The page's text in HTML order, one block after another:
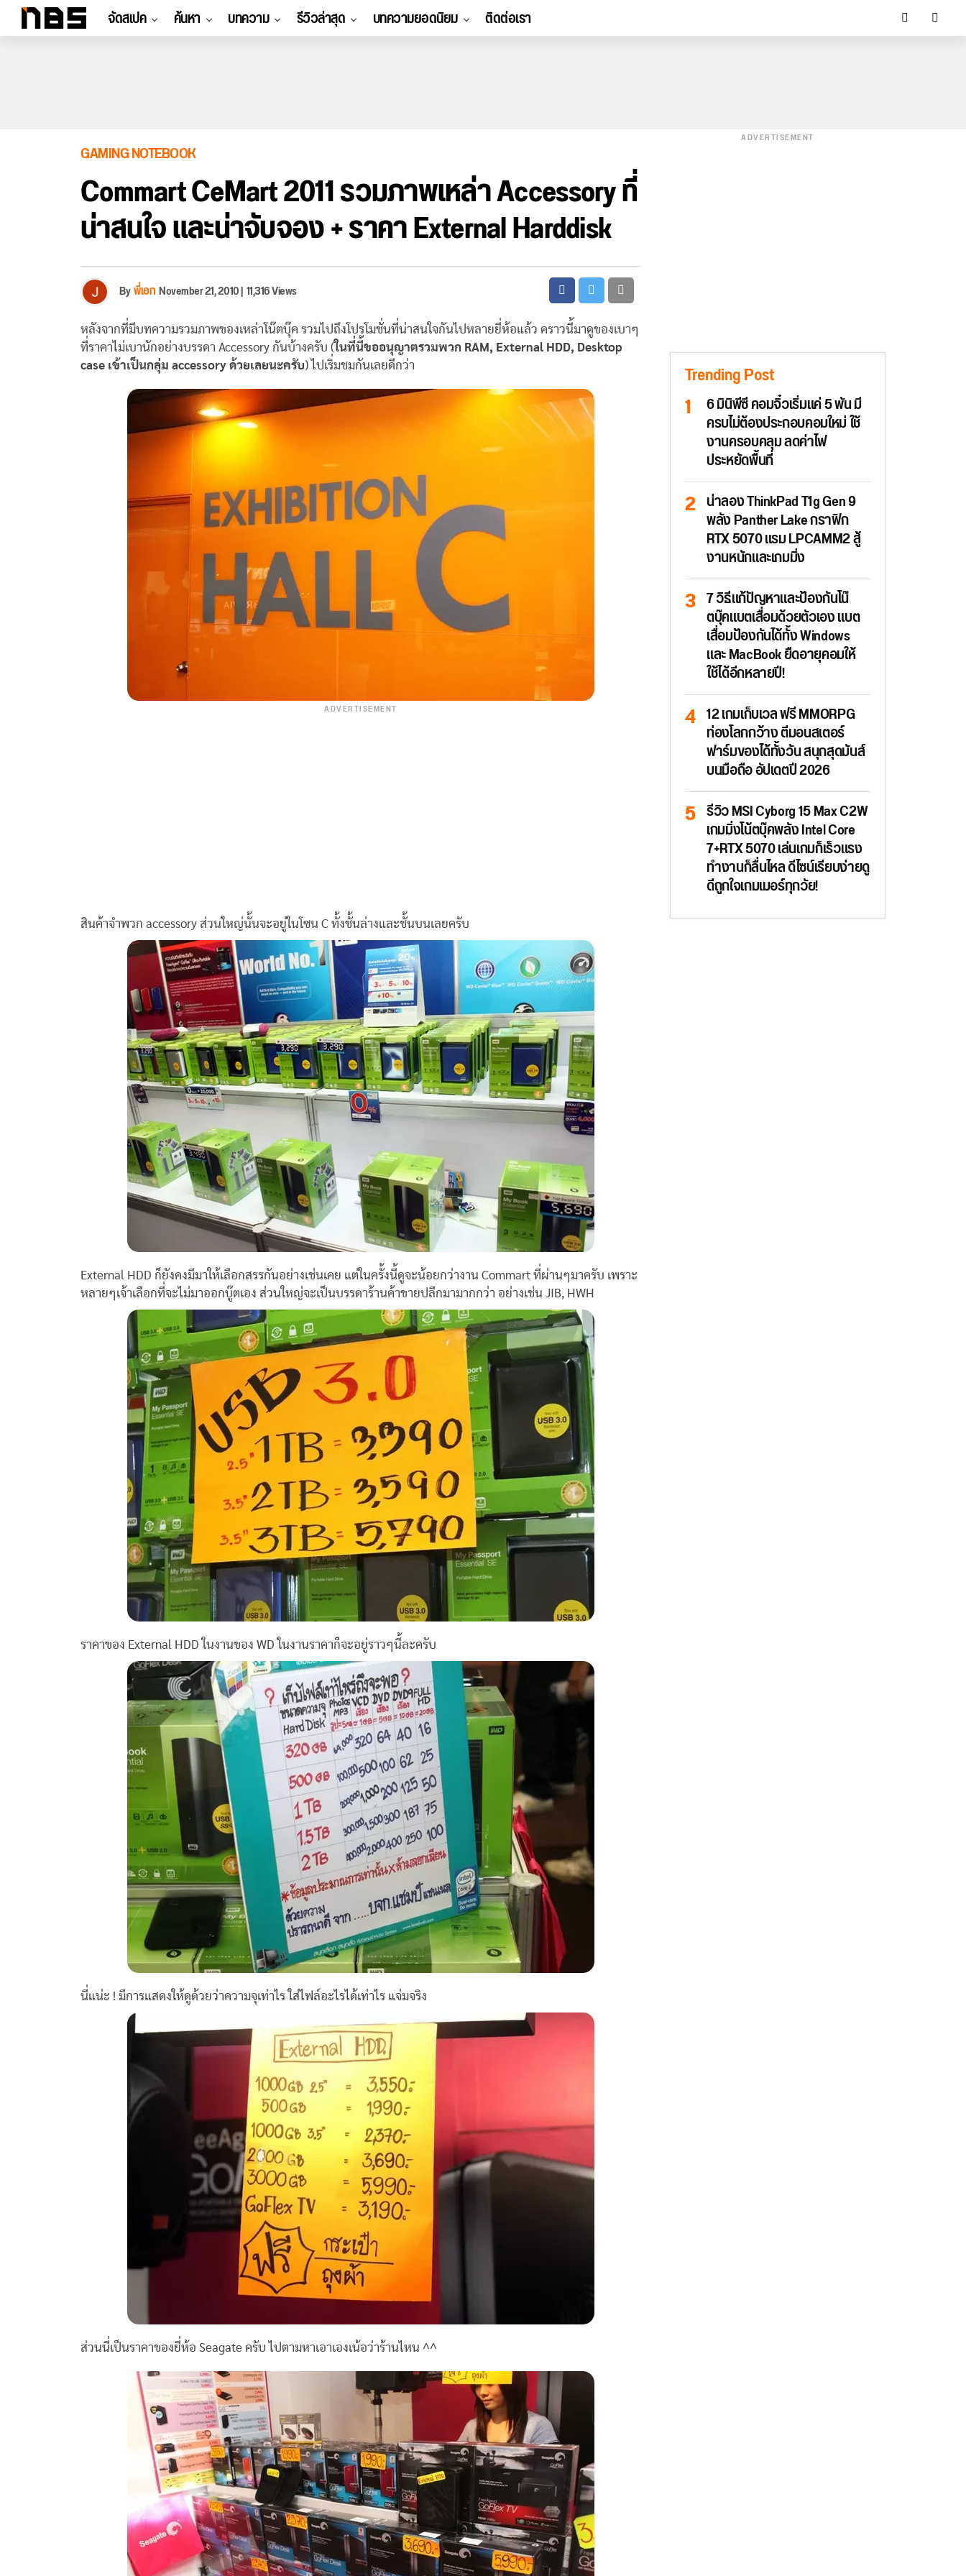
จัดสเปค ค้นหา บทความ รีวิวล่าสุด บทความยอดนิยม ติดต่อเรา
GAMING NOTEBOOK
Commart CeMart 2011 รวมภาพเหล่า Accessory ที่
น่าสนใจ และน่าจับจอง + ราคา External Harddisk
Byพี่เอกNovember 21, 2010|11,316 Views
หลังจากที่มีบทความรวมภาพของเหล่าโน๊ตบุ๊ค รวมไปถึงโปรโมชั่นที่น่าสนใจกันไปหลายยี่ห้อแล้ว คราวนี้มาดูของเบาๆ
ที่ราคาไม่เบานักอย่างบรรดา Accessory กันบ้างครับ ( ในที่นี้ขออนุญาตรวมพวก RAM, External HDD, Desktop
case เข้าเป็นกลุ่ม accessory ด้วยเลยนะครับ) ไปเริ่มชมกันเลยดีกว่า
ADVERTISEMENT
สินค้าจำพวก accessory ส่วนใหญ่นั้นจะอยู่ในโซน C ทั้งชั้นล่างและชั้นบนเลยครับ
External HDD ก็ยังคงมีมาให้เลือกสรรกันอย่างเช่นเคย แต่ในครั้งนี้ดูจะน้อยกว่างาน Commart ที่ผ่านๆมาครับ เพราะ
หลายๆเจ้าเลือกที่จะไม่มาออกบู๊ตเอง ส่วนใหญ่จะเป็นบรรดาร้านค้าขายปลีกมามากกว่า อย่างเช่น JIB, HWH
ราคาของ External HDD ในงานของ WD ในงานราคาก็จะอยู่ราวๆนี้ละครับ
นี่แน่ะ ! มีการแสดงให้ดูด้วยว่าความจุเท่าไร ใส่ไฟล์อะไรได้เท่าไร แจ่มจริง
ส่วนนี่เป็นราคาของยี่ห้อ Seagate ครับ ไปตามหาเอาเองเน้อว่าร้านไหน ^^
ADVERTISEMENT
Trending Post
6 มินิพีซี คอมจิ๋วเริ่มแค่ 5 พัน มี
ครบไม่ต้องประกอบคอมใหม่ ใช้
งานครอบคลุม ลดค่าไฟ
ประหยัดพื้นที่
น่าลอง ThinkPad T1g Gen 9
พลัง Panther Lake กราฟิก
RTX 5070 แรม LPCAMM2 สู้
งานหนักและเกมมิ่ง
7 วิธีแก้ปัญหาและป้องกันโน๊
ตบุ๊คแบตเสื่อมด้วยตัวเอง แบต
เสื่อมป้องกันได้ทั้ง Windows
และ MacBook ยืดอายุคอมให้
ใช้ได้อีกหลายปี!
12 เกมเก็บเวล ฟรี MMORPG
ท่องโลกกว้าง ตีมอนสเตอร์
ฟาร์มของได้ทั้งวัน สนุกสุดมันส์
บนมือถือ อัปเดตปี 2026
รีวิว MSI Cyborg 15 Max C2W
เกมมิ่งโน้ตบุ๊คพลัง Intel Core
7+RTX 5070 เล่นเกมก็เร็วแรง
ทำงานก็ลื่นไหล ดีไซน์เรียบง่ายดู
ดีถูกใจเกมเมอร์ทุกวัย!